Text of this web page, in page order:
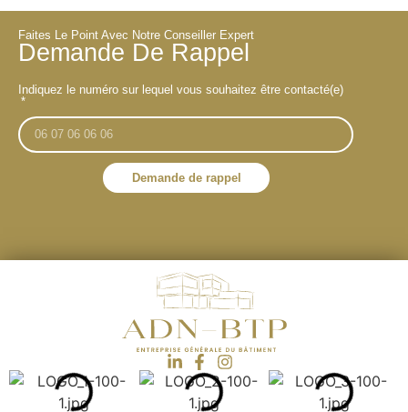
Faites Le Point Avec Notre Conseiller Expert
Demande De Rappel
Indiquez le numéro sur lequel vous souhaitez être contacté(e)
Demande de rappel